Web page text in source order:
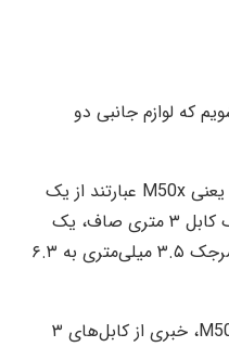
که لوازم جانبی دو
لوازم موجود در جعبه‌ی مدل سیمی یعنی M50x عبارتند از یک
کیف، یک کابل ۱.۲ متری صاف، یک کابل ۳ متری صاف، یک
کابل ۳ متری فنری و یک آداپتور سرجک ۳.۵ میلی‌متری به ۶.۳
در جعبه‌ی مدل بی‌سیم یعنی M50xBT، خبری از کابل‌های ۳